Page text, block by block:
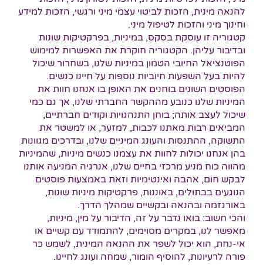
להנאה מינית, הזכות לביטוי עצמי מיני ורגשי, הזכות למידע
וחינוך מיני והזכות לטיפול מיני.
קטגוריה זו עוסקת בסקס, במיניות, בפרקטיקות שונות
ובדיבור עליהן. הקטגוריה חוקרת את האפשרות למימוש
הפוטנציאל החיובי הטמון במיניות שלנו, בשחרור שיכול
להיות בעל השפעות חיוביות נוספות על חיינו כנשים.
הפוסטים השונים בוחנים את האופן בו אנחנו חוות את
המיניות שלנו כנובע מההקשר החברתי שלנו, אך גם כמי
שיכול לעצב אותה; בוחן התנהגויות וקודים חברתיים,
המביאים רבות מאתנו לכבות, למזער, או למשטר את
התשוקה, ההתנסות והעונג המיניים שלנו, ובדרכים מגוונות
בהן אנחנו יכולות לחוות את עצמנו כנשים מיניות, שהמיניות
מהווה כוח מניע מרכזי בחיים שלנו, אנרגיה המניעה אותנו
לבקש חום, אהבה ואינטימיות וזאת באמצעות פוסטים
הנוגעים בבתולים, באוננות, פרקטיקות מיניות שונות,
באורגזמה ובהנאה ובקשיים שמהלך הדרך.
והכי חשוב: בואו נדבר על זה, הדיבור על מין, מיניות,
מאפשר לנו, במקרים מסוימים, להתמודד עם קשיים או
אי-נחת, הוא יכול לשפר את ההנאה המינית, לשמש כר
פורה לרעיונות, להוסיף הומור, שמחה ועונג לחיינו.